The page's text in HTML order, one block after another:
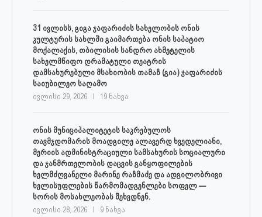
31 ივლისს, გიგა ჯაფარიძის სახელობის ონის
კულტურის სახლში გაიმართება ონის საპატიო
მოქალაქის, თბილისის სანდრო ახმეტელის
სახელმწიფო დრამატული თეატრის
დამსახურებული მსახიობის თამაზ (გია) ჯაფარიძის
საიუბილეო საღამო
ივლისი 29, 2026 19 ნახვა
ონის მუნიციპალიტეტის საკრებულოს
თავმჯდომარის მოადგილე ალავერდ ხვედელიანი,
მერიის ადმინისტრაციული სამსახურის სოციალური
და ჯანმრთელობის დაცვის განყოფილების
ხელმძღვანელი მარინე რაზმაძე და ადგილობრივი
ხელისუფლების წარმომადგენლები სოფელ —
სორის მოსახლეობას შეხვდნენ.
ივლისი 28, 2026 9 ნახვა